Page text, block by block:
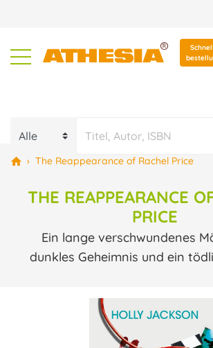
› The Reappearance of Rachel Price
THE REAPPEARANCE
PRICE
Ein lange verschwundenes
dunkles Geheimnis und ein